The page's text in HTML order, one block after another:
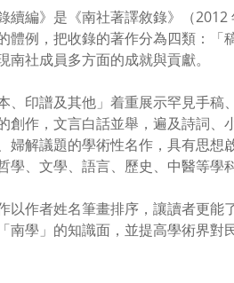
續編》是《南社著譯敘錄》（
體例，把收錄的著作分為四類：
南社成員多方面的成就與貢獻。
、印譜及其他」着重展示罕見手
創作，文言白話並舉，遍及詩詞
婦解議題的學術性名作，具有思
學、文學、語言、歷史、中醫等學
以作者姓名筆畫排序，讓讀者更
南學」的知識面，並提高學術界對